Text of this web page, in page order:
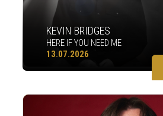
KEVIN BRIDGES
HERE IF YOU NEED ME
13.07.2026